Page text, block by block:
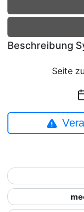
Beschreibung
Seite